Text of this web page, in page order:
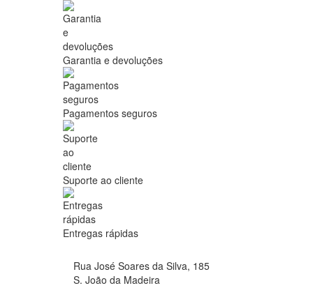
Garantia e devoluções
Pagamentos seguros
Suporte ao cliente
Entregas rápidas
Rua José Soares da Silva, 185
S. João da Madeira